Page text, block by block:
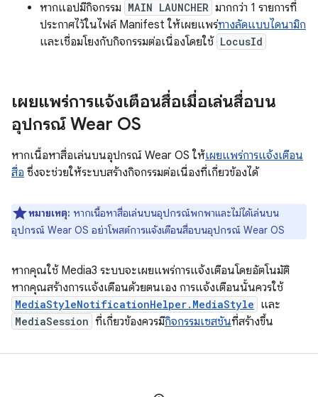
หากแอปมีกิจกรรม MAIN LAUNCHER มากกว่า 1 รายการที่
ประกาศไว้ในไฟล์ Manifest ให้เผยแพร่ทางลัดแบบไดนามิก
และเชื่อมโยงกับกิจกรรมต่อเนื่องโดยใช้ LocusId
เผยแพร่การแจ้งเตือนสื่อเมื่อเล่นสื่อบน
อุปกรณ์ Wear OS
หากเนื้อหาสื่อเล่นบนอุปกรณ์ Wear OS ให้เผยแพร่การแจ้งเตือน
สื่อ ซึ่งจะช่วยให้ระบบสร้างกิจกรรมต่อเนื่องที่เกี่ยวข้องได้
หมายเหตุ: หากเนื้อหาสื่อเล่นบนอุปกรณ์พกพาและไม่ได้เล่นบน
อุปกรณ์ Wear OS อย่าโพสต์การแจ้งเตือนสื่อบนอุปกรณ์ Wear OS
หากคุณใช้ Media3 ระบบจะเผยแพร่การแจ้งเตือนโดยอัตโนมัติ
หากคุณสร้างการแจ้งเตือนด้วยตนเอง การแจ้งเตือนนั้นควรใช้
MediaStyleNotificationHelper.MediaStyle และ
MediaSession ที่เกี่ยวข้องควรมีกิจกรรมเซสชันที่สร้างขึ้น